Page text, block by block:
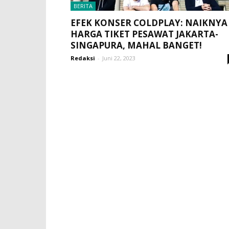
BERITA
EFEK KONSER COLDPLAY: NAIKNYA
HARGA TIKET PESAWAT JAKARTA-
SINGAPURA, MAHAL BANGET!
Redaksi - Juni 22, 2023